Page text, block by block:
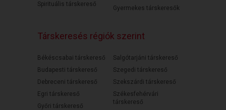
Spirituális társkereső
Gyermekes társkeresők
Társkeresés régiók szerint
Békéscsabai társkereső
Budapesti társkereső
Debreceni társkereső
Egri társkereső
Győri társkereső
Salgótarjáni társkereső
Szegedi társkereső
Szekszárdi társkereső
Székesfehérvári
társkereső